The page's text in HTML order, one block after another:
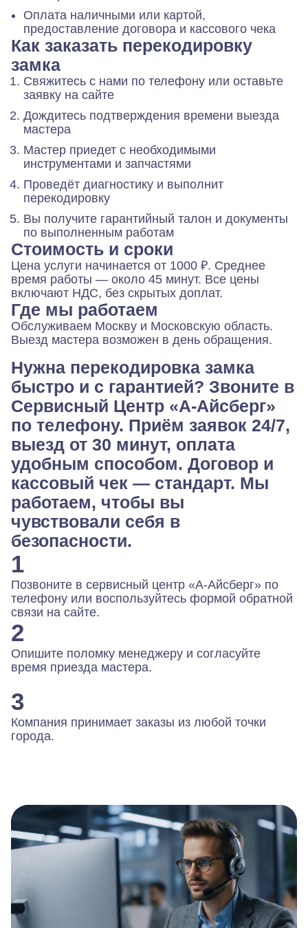
Оплата наличными или картой,
предоставление договора и кассового чека
Как заказать перекодировку
замка
Свяжитесь с нами по телефону или оставьте
заявку на сайте
Дождитесь подтверждения времени выезда
мастера
Мастер приедет с необходимыми
инструментами и запчастями
Проведёт диагностику и выполнит
перекодировку
Вы получите гарантийный талон и документы
по выполненным работам
Стоимость и сроки
Цена услуги начинается от 1000 ₽. Среднее
время работы — около 45 минут. Все цены
включают НДС, без скрытых доплат.
Где мы работаем
Обслуживаем Москву и Московскую область.
Выезд мастера возможен в день обращения.
Нужна перекодировка замка
быстро и с гарантией? Звоните в
Сервисный Центр «А-Айсберг»
по телефону. Приём заявок 24/7,
выезд от 30 минут, оплата
удобным способом. Договор и
кассовый чек — стандарт. Мы
работаем, чтобы вы
чувствовали себя в
безопасности.
1
Позвоните в сервисный центр «А-Айсберг» по
телефону или воспользуйтесь формой обратной
связи на сайте.
2
Опишите поломку менеджеру и согласуйте
время приезда мастера.
3
Компания принимает заказы из любой точки
города.